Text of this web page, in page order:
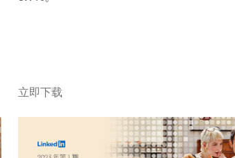
立即下载